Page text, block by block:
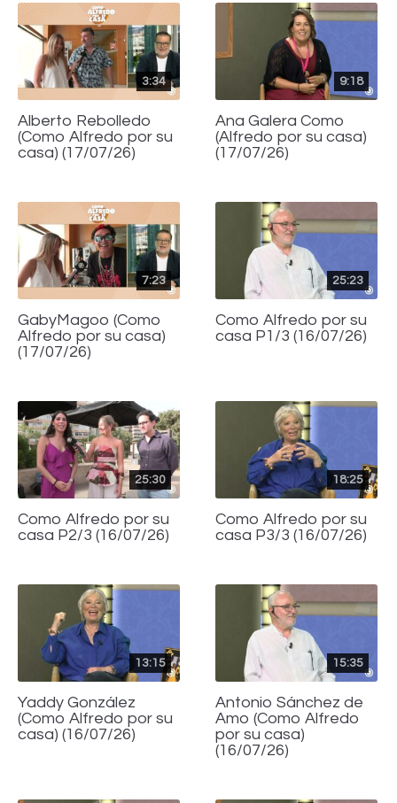
3:34
Alberto Rebolledo
(Como Alfredo por su
casa) (17/07/26)
9:18
Ana Galera Como
(Alfredo por su casa)
(17/07/26)
7:23
GabyMagoo (Como
Alfredo por su casa)
(17/07/26)
25:23
Como Alfredo por su
casa P1/3 (16/07/26)
25:30
Como Alfredo por su
casa P2/3 (16/07/26)
18:25
Como Alfredo por su
casa P3/3 (16/07/26)
13:15
Yaddy González
(Como Alfredo por su
casa) (16/07/26)
15:35
Antonio Sánchez de
Amo (Como Alfredo
por su casa)
(16/07/26)